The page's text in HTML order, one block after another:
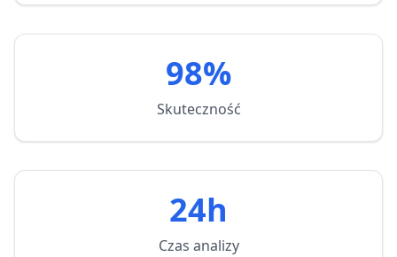
98%
Skuteczność
24h
Czas analizy